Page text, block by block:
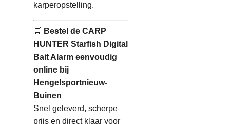
karperopstelling.
🛒 Bestel de CARP
HUNTER Starfish Digital
Bait Alarm eenvoudig
online bij
Hengelsportnieuw-
Buinen
Snel geleverd, scherpe
prijs en direct klaar voor